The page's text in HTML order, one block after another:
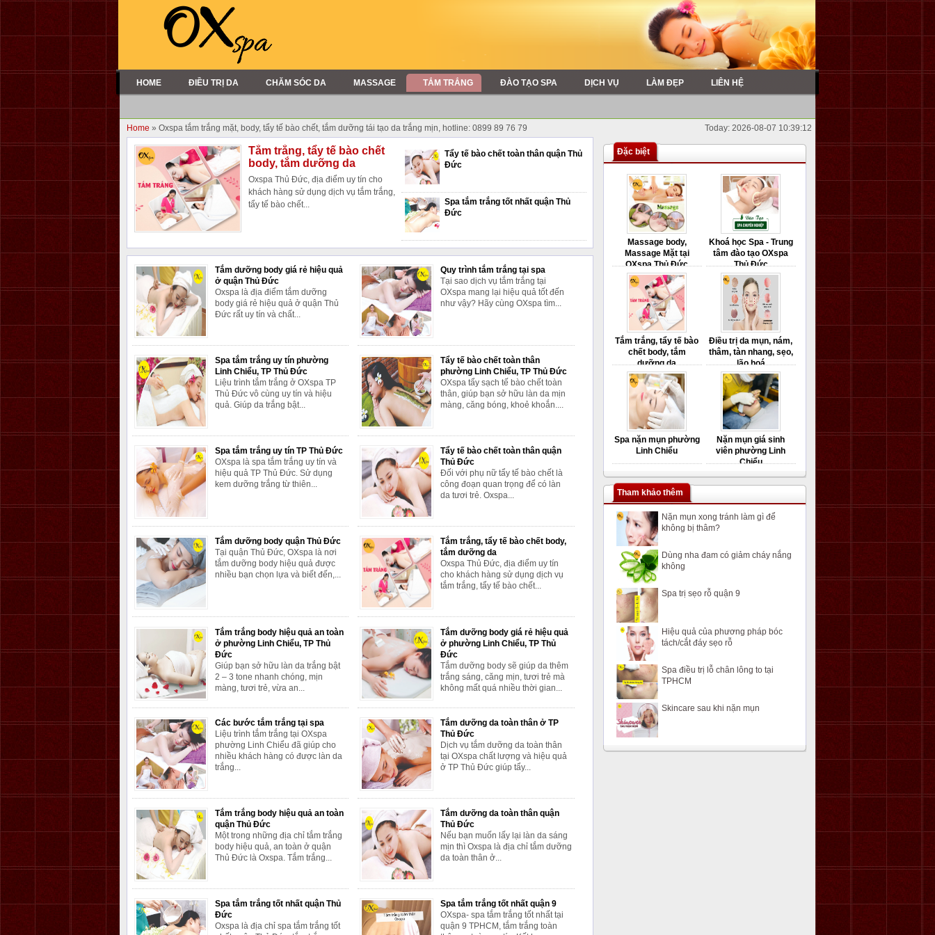
HOME ĐIỀU TRỊ DA CHĂM SÓC DA MASSAGE TẮM TRẮNG ĐÀO TẠO SPA DỊCH VỤ LÀM ĐẸP LIÊN HỆ
Home » Oxspa tắm trắng mặt, body, tẩy tế bào chết, tắm dưỡng tái tạo da trắng mịn, hotline: 0899 89 76 79 Today: 2026-08-07 10:39:12
Tắm trắng, tẩy tế bào chết
body, tắm dưỡng da
Oxspa Thủ Đức, địa điểm uy tín cho
khách hàng sử dụng dịch vụ tắm trắng,
tẩy tế bào chết...
Tẩy tế bào chết toàn thân quận Thủ
Đức
Spa tắm trắng tốt nhất quận Thủ
Đức
Tắm dưỡng body giá rẻ hiệu quả
ở quận Thủ Đức
Oxspa là địa điểm tắm dưỡng
body giá rẻ hiệu quả ở quận Thủ
Đức rất uy tín và chất...
Quy trình tắm trắng tại spa
Tại sao dịch vụ tắm trắng tại
OXspa mang lại hiệu quả tốt đến
như vậy? Hãy cùng OXspa tìm...
Spa tắm trắng uy tín phường
Linh Chiểu, TP Thủ Đức
Liệu trình tắm trắng ở OXspa TP
Thủ Đức vô cùng uy tín và hiệu
quả. Giúp da trắng bật...
Tẩy tế bào chết toàn thân
phường Linh Chiểu, TP Thủ Đức
OXspa tẩy sạch tế bào chết toàn
thân, giúp bạn sở hữu làn da mịn
màng, căng bóng, khoẻ khoắn....
Spa tắm trắng uy tín TP Thủ Đức
OXspa là spa tắm trắng uy tín và
hiệu quả TP Thủ Đức. Sử dụng
kem dưỡng trắng từ thiên...
Tẩy tế bào chết toàn thân quận
Thủ Đức
Đối với phụ nữ tẩy tế bào chết là
công đoạn quan trọng để có làn
da tươi trẻ. Oxspa...
Tắm dưỡng body quận Thủ Đức
Tại quận Thủ Đức, OXspa là nơi
tắm dưỡng body hiệu quả được
nhiều bạn chọn lựa và biết đến,...
Tắm trắng, tẩy tế bào chết body,
tắm dưỡng da
Oxspa Thủ Đức, địa điểm uy tín
cho khách hàng sử dụng dịch vụ
tắm trắng, tẩy tế bào chết...
Tắm trắng body hiệu quả an toàn
ở phường Linh Chiểu, TP Thủ
Đức
Giúp bạn sở hữu làn da trắng bật
2 – 3 tone nhanh chóng, mịn
màng, tươi trẻ, vừa an...
Tắm dưỡng body giá rẻ hiệu quả
ở phường Linh Chiểu, TP Thủ
Đức
Tắm dưỡng body sẽ giúp da thêm
trắng sáng, căng mịn, tươi trẻ mà
không mất quá nhiều thời gian...
Các bước tắm trắng tại spa
Liệu trình tắm trắng tại OXspa
phường Linh Chiểu đã giúp cho
nhiều khách hàng có được làn da
trắng...
Tắm dưỡng da toàn thân ở TP
Thủ Đức
Dịch vụ tắm dưỡng da toàn thân
tại OXspa chất lượng và hiệu quả
ở TP Thủ Đức giúp tẩy...
Tắm trắng body hiệu quả an toàn
quận Thủ Đức
Một trong những địa chỉ tắm trắng
body hiệu quả, an toàn ở quận
Thủ Đức là Oxspa. Tắm trắng...
Tắm dưỡng da toàn thân quận
Thủ Đức
Nếu bạn muốn lấy lại làn da sáng
mịn thì Oxspa là địa chỉ tắm dưỡng
da toàn thân ở...
Spa tắm trắng tốt nhất quận Thủ
Đức
Oxspa là địa chỉ spa tắm trắng tốt
Spa tắm trắng tốt nhất quận 9
OXspa- spa tắm trắng tốt nhất tại
quận 9 TPHCM, tắm trắng toàn
Đặc biệt
Massage body,
Massage Mặt tại
OXspa Thủ Đức
Khoá học Spa - Trung
tâm đào tạo OXspa
Thủ Đức
Tắm trắng, tẩy tế bào
chết body, tắm
dưỡng da
Điều trị da mụn, nám,
thâm, tàn nhang, sẹo,
lão hoá
Spa nặn mụn phường
Linh Chiểu
Nặn mụn giá sinh
viên phường Linh
Chiểu
Tham khảo thêm
Nặn mụn xong tránh làm gì để
không bị thâm?
Dùng nha đam có giảm cháy nắng
không
Spa trị sẹo rỗ quận 9
Hiệu quả của phương pháp bóc
tách/cắt đáy sẹo rỗ
Spa điều trị lỗ chân lông to tại
TPHCM
Skincare sau khi nặn mụn